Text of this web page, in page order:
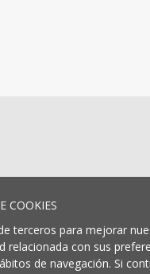
COOKIES
terceros para mejorar
relacionada con sus
de navegación. Si